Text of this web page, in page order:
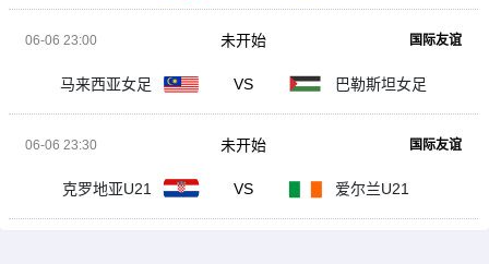
06-06 23:00 国际友谊
马来西亚女足 VS 巴勒斯坦女足
未开始
06-06 23:30 国际友谊
克罗地亚U21 VS 爱尔兰U21
未开始